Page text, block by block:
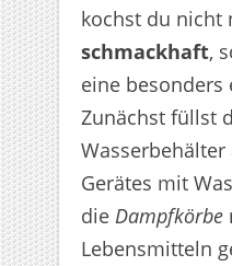
kochst du nicht
schmackhaft,
eine besonders
Zunächst füllst
Gerätes mit
die Dampfkörbe
Lebensmitteln